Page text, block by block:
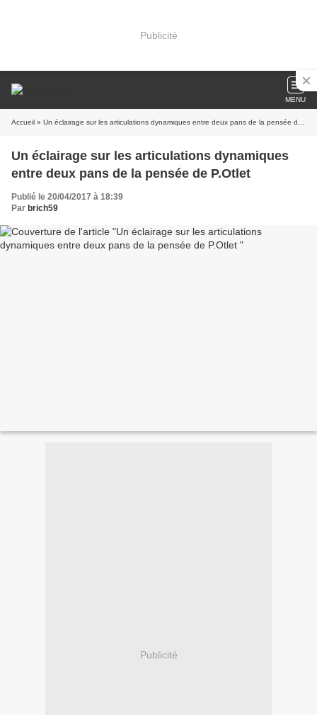
Publicité
MENU
Accueil » Un éclairage sur les articulations dynamiques entre deux pans de la pensée de P.Otlet
Un éclairage sur les articulations dynamiques
entre deux pans de la pensée de P.Otlet
Publié le 20/04/2017 à 18:39
Par brich59
Publicité